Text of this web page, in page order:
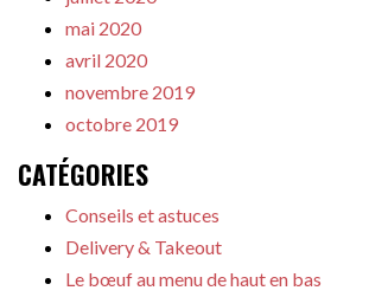
mai 2020
avril 2020
novembre 2019
octobre 2019
CATÉGORIES
Conseils et astuces
Delivery & Takeout
Le bœuf au menu de haut en bas